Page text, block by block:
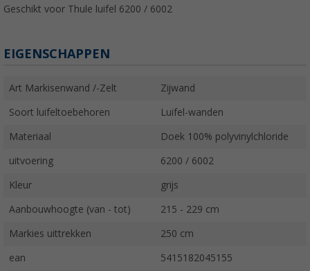
Geschikt voor Thule luifel 6200 / 6002
EIGENSCHAPPEN
Art Markisenwand /-Zelt Zijwand
Soort luifeltoebehoren Luifel-wanden
Materiaal Doek 100% polyvinylchloride
uitvoering 6200 / 6002
Kleur grijs
Aanbouwhoogte (van - tot) 215 - 229 cm
Markies uittrekken 250 cm
ean 5415182045155